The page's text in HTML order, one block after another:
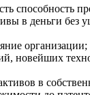
способность
в деньги без
организации;
новейших
в